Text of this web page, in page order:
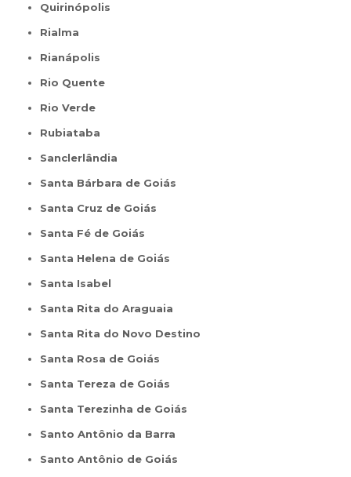
Quirinópolis
Rialma
Rianápolis
Rio Quente
Rio Verde
Rubiataba
Sanclerlândia
Santa Bárbara de Goiás
Santa Cruz de Goiás
Santa Fé de Goiás
Santa Helena de Goiás
Santa Isabel
Santa Rita do Araguaia
Santa Rita do Novo Destino
Santa Rosa de Goiás
Santa Tereza de Goiás
Santa Terezinha de Goiás
Santo Antônio da Barra
Santo Antônio de Goiás